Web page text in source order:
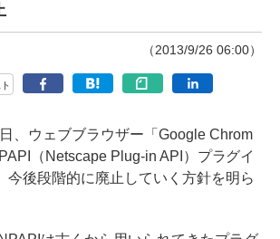
（2013/9/26 06:00）
、ウェブブラウザー「Google Chrom
（Netscape Plug-in API）プラグイ
今後段階的に廃止していく方針を明ら